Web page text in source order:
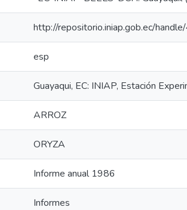
http://repositorio.iniap.gob.ec/
esp
Guayaqui, EC: INIAP, Estación
ARROZ
ORYZA
Informe anual 1986
Informes